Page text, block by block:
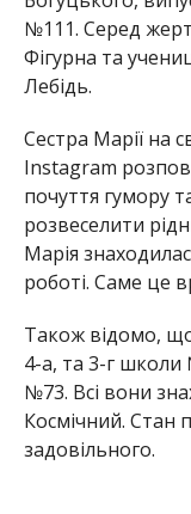
№111. Серед
Фігурна та
Лебідь.
Сестра Марії на
Instagram
почуття гумору
розвеселити
Марія
роботі. Саме це
Також відомо, що
4-а, та 3-г школи
№73. Всі вони
Космічний. Стан
задовільного.